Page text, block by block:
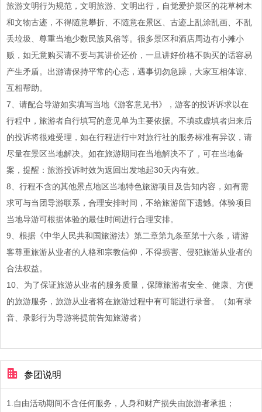
旅游文明行为规范，文明旅游、文明出行，自觉爱护景区的花草树木
和文物古迹，不得随意攀折、不随意在景区、古迹上乱涂乱画、不乱
丢垃圾、尊重当地少数民族风俗等。很多景区和酒店周边有小摊小
贩，如无意购买请不要与其讲价还价，一旦讲好价格不购买的话容易
产生矛盾。出游请保持平常的心态，遇事切勿急躁，大家互相体谅、
互相帮助。
7、请配合导游如实填写当地《游客意见书》，游客的投诉诉求以在
行程中，旅游者自行填写的意见单为主要依据。不填或虚填者归来后
的投诉将很难受理，如在行程进行中对旅行社的服务标准有异议，请
尽量在景区当地解决。如在旅游期间在当地解决不了，可在当地备
案，提醒：旅游投诉时效为返回出发地起30天内有效。
8、行程不含的其他景点地区当地特色旅游项目及告知内容，如有需
求可与当团导游联系，合理安排时间，不给旅游留下遗憾。体验项目
当地导游可根据体验的最佳时间进行合理安排。
9、根据《中华人民共和国旅游法》第二章第九条至第十六条，请游
客尊重旅游从业者的人格和宗教信仰，不得损害、侵犯旅游从业者的
合法权益。
10、为了保证旅游从业者的服务质量，保障旅游者安全、健康、方便
的旅游服务，旅游从业者将在旅游过程中有可能进行录音。（如有录
音、录影行为导游将提前告知旅游者）
参团说明
1.自由活动期间不含任何服务，人身和财产损失由旅游者承担；